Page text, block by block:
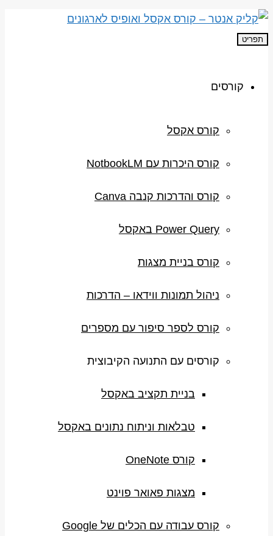
תפריט
קורסים
קורס אקסל
קורס היכרות עם NotbookLM
קורס והדרכות קנבה Canva
Power Query באקסל
קורס בניית מצגות
ניהול תמונות ווידאו – הדרכות
קורס לספר סיפור עם מספרים
קורסים עם התנועה הקיבוצית
בניית תקציב באקסל
טבלאות וניתוח נתונים באקסל
קורס OneNote
מצגות פאואר פוינט
קורס עבודה עם הכלים של Google